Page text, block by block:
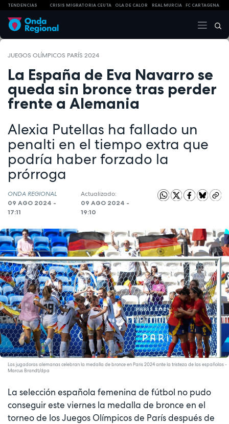
TENDENCIAS CRISIS MIGRATORIA CEUTA OLA DE CALOR REAL MURCIA FC CARTAGENA
JUEGOS OLÍMPICOS PARÍS 2024
La España de Eva Navarro se
queda sin bronce tras perder
frente a Alemania
Alexia Putellas ha fallado un
penalti en el tiempo extra que
podría haber forzado la
prórroga
ONDA REGIONAL
09 AGO 2024 -
17:11
Actualizado:
09 AGO 2024 -
19:10
Las jugadoras alemanas celebran la medalla de bronce en Paris 2024 ante la tristeza de las españolas -
Marcus Brandt/dpa
La selección española femenina de fútbol no pudo
conseguir este viernes la medalla de bronce en el
torneo de los Juegos Olímpicos de París después de